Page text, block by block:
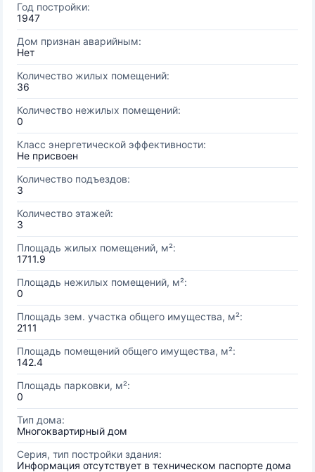
Год постройки:
1947
Дом признан аварийным:
Нет
Количество жилых помещений:
36
Количество нежилых помещений:
0
Класс энергетической эффективности:
Не присвоен
Количество подъездов:
3
Количество этажей:
3
Площадь жилых помещений, м²:
1711.9
Площадь нежилых помещений, м²:
0
Площадь зем. участка общего имущества, м²:
2111
Площадь помещений общего имущества, м²:
142.4
Площадь парковки, м²:
0
Тип дома:
Многоквартирный дом
Серия, тип постройки здания:
Информация отсутствует в техническом паспорте дома